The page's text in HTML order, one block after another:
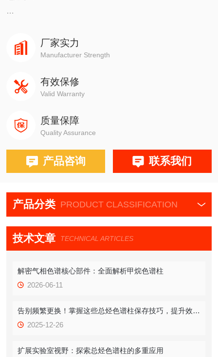
4890,5890,6890,7820,7890,8860,8890
赛默飞1310,1300,1610,1600
瓦里安3800系列
布鲁克PE580,590,680,690
厂家实力
Manufacturer Strength
有效保修
Valid Warranty
质量保障
Quality Assurance
产品咨询 联系我们
产品分类 PRODUCT CLASSIFICATION
技术文章 TECHNICAL ARTICLES
解密气相色谱核心部件：全面解析甲烷色谱柱
2026-06-11
告别频繁更换！掌握这些总烃色谱柱保存技巧，提升效率！
2025-12-26
扩展实验室视野：探索总烃色谱柱的多重应用